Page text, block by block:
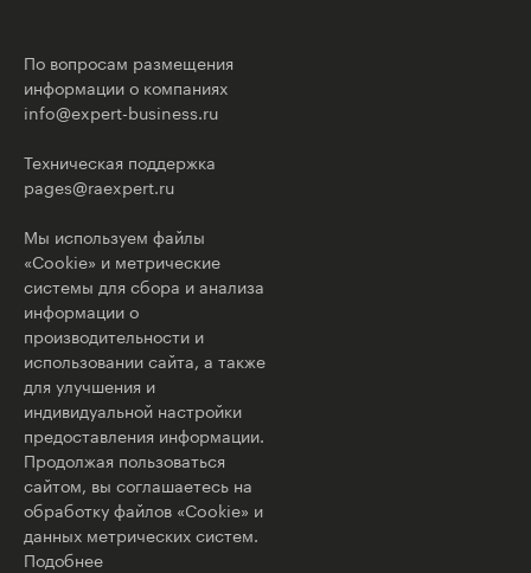
По вопросам размещения
информации о компаниях
info@expert-business.ru
Техническая поддержка
pages@raexpert.ru
Мы используем файлы
«Cookie» и метрические
системы для сбора и анализа
информации о
производительности и
использовании сайта, а также
для улучшения и
индивидуальной настройки
предоставления информации.
Продолжая пользоваться
сайтом, вы соглашаетесь на
обработку файлов «Cookie» и
данных метрических систем.
Подобнее